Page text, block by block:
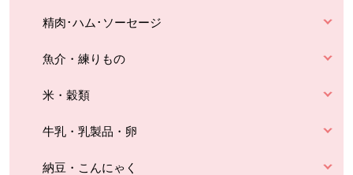
精肉･ハム･ソーセージ
魚介・練りもの
米・穀類
牛乳・乳製品・卵
納豆・こんにゃく